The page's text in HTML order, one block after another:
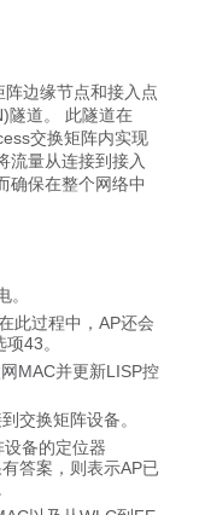
边缘节点和接入点
隧道。 此隧道在
交换矩阵内实现
流量从连接到接入
确保在整个网络中
此过程中，AP还会
43。
MAC并更新LISP控
交换矩阵设备。
备的定位器
答案，则表示AP已